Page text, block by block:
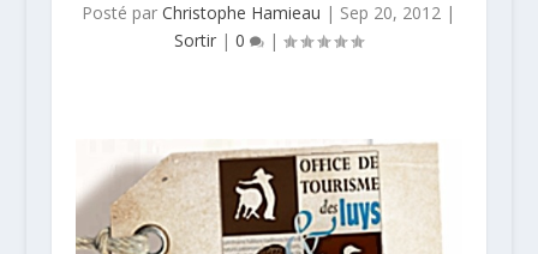
Posté parChristophe Hamieau | Sep 20, 2012 |
Sortir |0 |